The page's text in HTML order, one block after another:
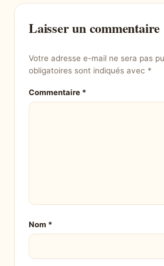
Laisser un commentaire
Votre adresse e-mail ne sera pas
obligatoires sont indiqués avec *
Commentaire *
Nom *